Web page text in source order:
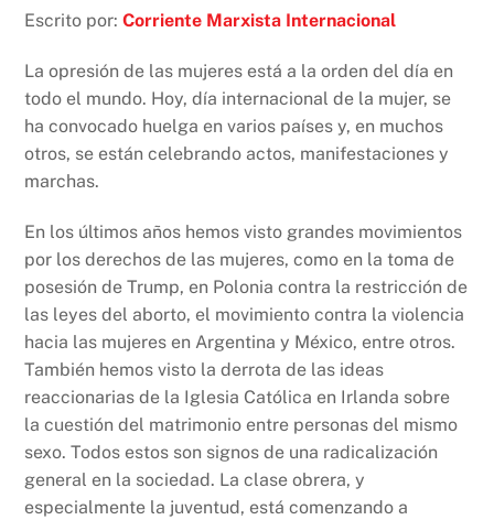
c
e
b
o
o
at
s
A
p
nt p
y
Li
n
Escrito por:Corriente Marxista Internacional
La opresión de las mujeres está a la orden del día en
todo el mundo. Hoy, día internacional de la mujer, se
ha convocado huelga en varios países y, en muchos
otros, se están celebrando actos, manifestaciones y
marchas.
En los últimos años hemos visto grandes movimientos
por los derechos de las mujeres, como en la toma de
posesión de Trump, en Polonia contra la restricción de
las leyes del aborto, el movimiento contra la violencia
hacia las mujeres en Argentina y México, entre otros.
También hemos visto la derrota de las ideas
reaccionarias de la Iglesia Católica en Irlanda sobre
la cuestión del matrimonio entre personas del mismo
sexo. Todos estos son signos de una radicalización
general en la sociedad. La clase obrera, y
especialmente la juventud, está comenzando a